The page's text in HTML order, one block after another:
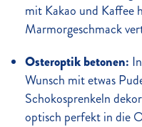
mit Kakao und Kaffee
Marmorgeschmack
Osteroptik betonen:
Wunsch mit etwas
Schokosprenkeln
optisch perfekt in die